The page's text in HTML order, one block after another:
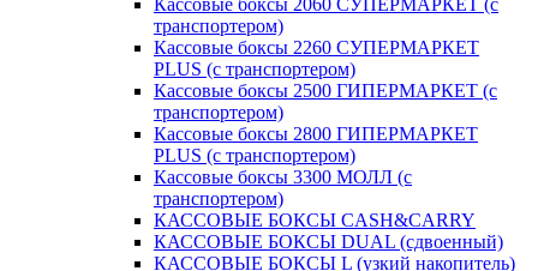
Кассовые боксы 2060 СУПЕРМАРКЕТ (с
транспортером)
Кассовые боксы 2260 СУПЕРМАРКЕТ
PLUS (с транспортером)
Кассовые боксы 2500 ГИПЕРМАРКЕТ (с
транспортером)
Кассовые боксы 2800 ГИПЕРМАРКЕТ
PLUS (с транспортером)
Кассовые боксы 3300 МОЛЛ (с
транспортером)
КАССОВЫЕ БОКСЫ CASH&CARRY
КАССОВЫЕ БОКСЫ DUAL (сдвоенный)
КАССОВЫЕ БОКСЫ L (узкий накопитель)